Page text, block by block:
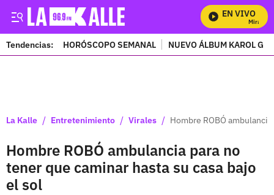
EN VIVO
Mira
Tendencias: HORÓSCOPO SEMANAL NUEVO ÁLBUM KAROL G
La Kalle / Entretenimiento / Virales / Hombre ROBÓ
Hombre ROBÓ ambulancia para no
tener que caminar hasta su casa bajo
el sol